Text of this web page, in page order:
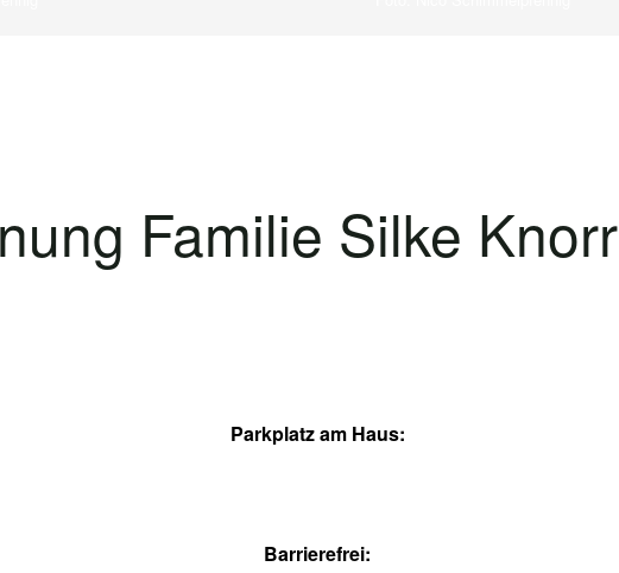
Familie Silke Knorr
Parkplatz am Haus:
Barrierefrei: